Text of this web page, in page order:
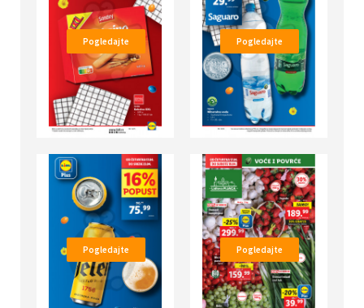
Pogledajte Pogledajte
Pogledajte Pogledajte